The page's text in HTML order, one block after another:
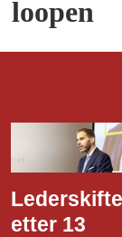
loopen
Ny
toppsjef i